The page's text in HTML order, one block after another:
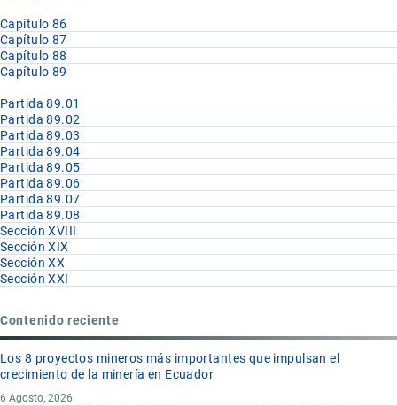
Capítulo 86
Capítulo 87
Capítulo 88
Capítulo 89
Partida 89.01
Partida 89.02
Partida 89.03
Partida 89.04
Partida 89.05
Partida 89.06
Partida 89.07
Partida 89.08
Sección XVIII
Sección XIX
Sección XX
Sección XXI
Contenido reciente
Los 8 proyectos mineros más importantes que impulsan el
crecimiento de la minería en Ecuador
6 Agosto, 2026